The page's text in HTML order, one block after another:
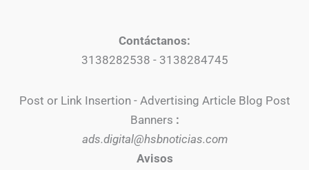
Contáctanos:
3138282538 - 3138284745
Post or Link Insertion - Advertising Article Blog Post
Banners :
ads.digital@hsbnoticias.com
Avisos